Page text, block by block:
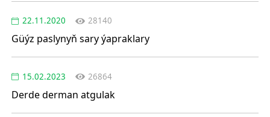
22.11.2020 28140
Güýz paslynyň sary ýapraklary
15.02.2023 26864
Derde derman atgulak